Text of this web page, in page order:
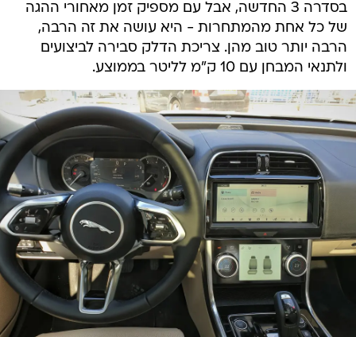
בסדרה 3 החדשה, אבל עם מספיק זמן מאחורי ההגה
של כל אחת מהמתחרות - היא עושה את זה הרבה,
הרבה יותר טוב מהן. צריכת הדלק סבירה לביצועים
ולתנאי המבחן עם 10 ק"מ לליטר בממוצע.